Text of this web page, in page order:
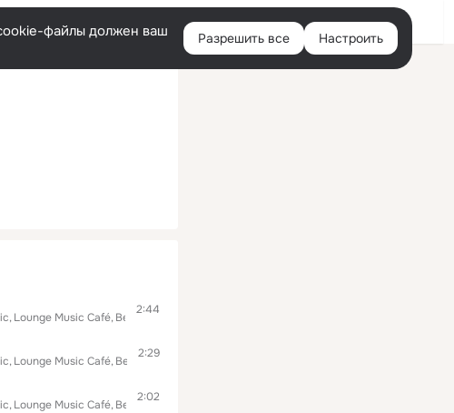
Войти
файлы должен ваш
Разрешить все Настроить
Lounge Music Café Вечерняя Музыка
2:44
Lounge Music Café Вечерняя Музыка
2:29
Lounge Music Café Вечерняя Музыка
2:02